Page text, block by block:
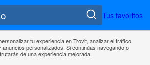
Tus favoritos
tu experiencia en Trovit, analizar el tráfico
personalizados. Si continúas navegando o
de una experiencia mejorada.